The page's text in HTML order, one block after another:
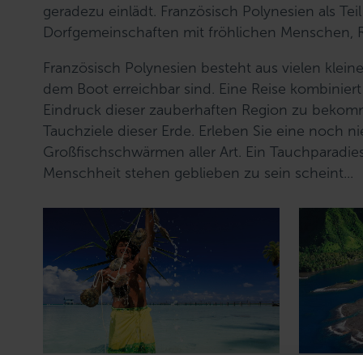
geradezu einlädt. Französisch Polynesien als
Dorfgemeinschaften mit fröhlichen Menschen,
Französisch Polynesien besteht aus vielen
dem Boot erreichbar sind. Eine Reise
Eindruck dieser zauberhaften Region zu
Tauchziele dieser Erde. Erleben Sie eine noch
Großfischschwärmen aller Art. Ein
Menschheit stehen geblieben zu sein scheint...